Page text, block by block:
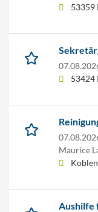
53359
53424
Maurice
Aushilfe